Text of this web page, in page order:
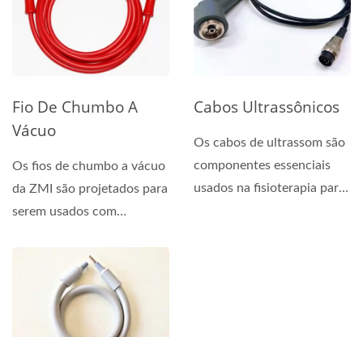
Fio De Chumbo A
Vácuo
Os fios de chumbo a vácuo
da ZMI são projetados para
serem usados com
Cabos Ultrassônicos
Os cabos de ultrassom são
componentes essenciais
usados na fisioterapia para